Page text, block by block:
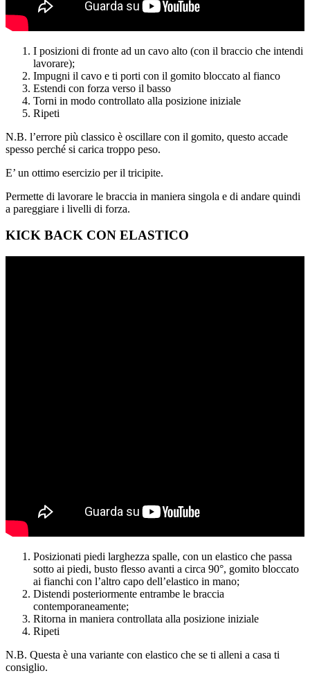
I posizioni di fronte ad un cavo alto (con il braccio che intendi
lavorare);
Impugni il cavo e ti porti con il gomito bloccato al fianco
Estendi con forza verso il basso
Torni in modo controllato alla posizione iniziale
Ripeti
N.B. l’errore più classico è oscillare con il gomito, questo accade
spesso perché si carica troppo peso.
E’ un ottimo esercizio per il tricipite.
Permette di lavorare le braccia in maniera singola e di andare quindi
a pareggiare i livelli di forza.
KICK BACK CON ELASTICO
Posizionati piedi larghezza spalle, con un elastico che passa
sotto ai piedi, busto flesso avanti a circa 90°, gomito bloccato
ai fianchi con l’altro capo dell’elastico in mano;
Distendi posteriormente entrambe le braccia
contemporaneamente;
Ritorna in maniera controllata alla posizione iniziale
Ripeti
N.B. Questa è una variante con elastico che se ti alleni a casa ti
consiglio.